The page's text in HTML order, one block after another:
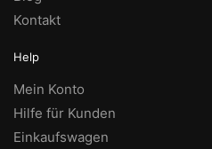
Kontakt
Help
Mein Konto
Hilfe für Kunden
Einkaufswagen